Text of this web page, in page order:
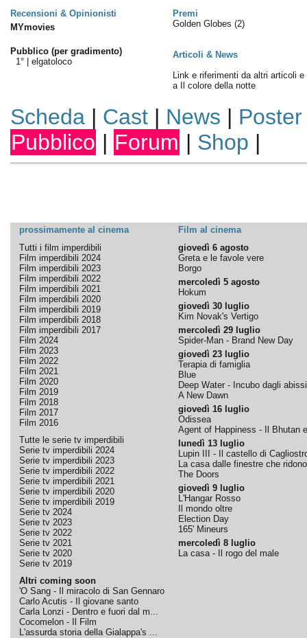
Recensioni & Opinionisti
Premi
MYmovies
Pubblico (per gradimento)
1° | elgatoloco
Golden Globes (2)
Articoli & News
Link e riferimenti da altri articoli e
a Il colore della notte
Scheda| Cast| News | Poster
Pubblico | Forum | Shop |
prossimamente al cinema
Film al cinema
Tutti i film imperdibili
Film imperdibili 2024
Film imperdibili 2023
Film imperdibili 2022
Film imperdibili 2021
Film imperdibili 2020
Film imperdibili 2019
Film imperdibili 2018
Film imperdibili 2017
Film 2024
Film 2023
Film 2022
Film 2021
Film 2020
Film 2019
Film 2018
Film 2017
Film 2016
Tutte le serie tv imperdibili
Serie tv imperdibili 2024
Serie tv imperdibili 2023
Serie tv imperdibili 2022
Serie tv imperdibili 2021
Serie tv imperdibili 2020
Serie tv imperdibili 2019
Serie tv 2024
Serie tv 2023
Serie tv 2022
Serie tv 2021
Serie tv 2020
Serie tv 2019
Altri coming soon
'O Sang - Il miracolo di San Gennaro
Carlo Acutis - Il giovane santo
Carla Lonzi - Dentro e fuori dal m...
Cocomelon - Il Film
L'assurda storia della Gialappa's ...
giovedì 6 agosto
Greta e le favole vere
Borgo
mercoledì 5 agosto
Hokum
giovedì 30 luglio
Kim Novak's Vertigo
mercoledì 29 luglio
Spider-Man - Brand New Day
giovedì 23 luglio
Terapia di famiglia
Blue
Deep Water - Incubo dagli abissi
A New Dawn
giovedì 16 luglio
Odissea
Agent of Happiness - Il Bhutan
lunedì 13 luglio
Lupin III - Il castello di
La casa dalle finestre che ridono
The Doors
giovedì 9 luglio
L'Hangar Rosso
Il mondo oltre
Election Day
165' Mineurs
mercoledì 8 luglio
La casa - Il rogo del male